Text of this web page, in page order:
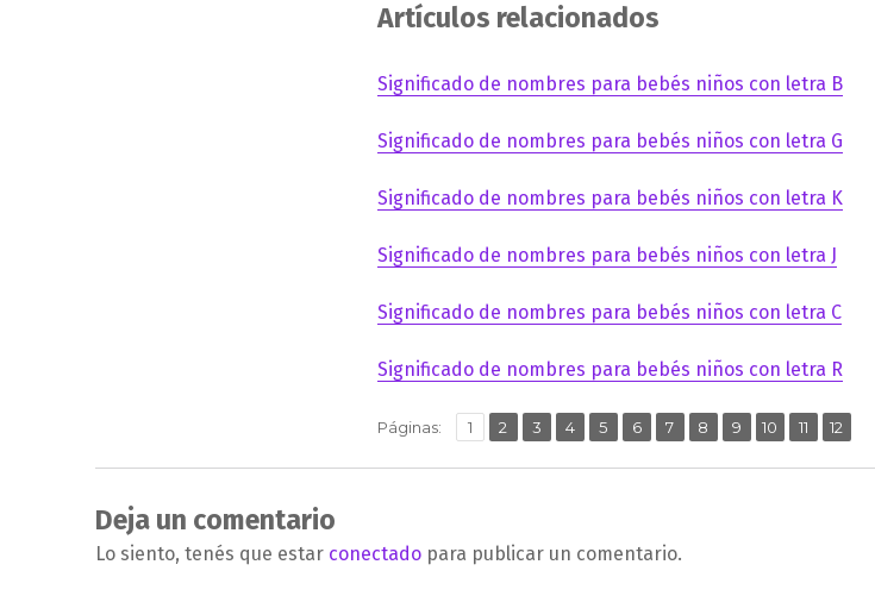
Artículos relacionados
Significado de nombres para bebés niños con letra B
Significado de nombres para bebés niños con letra G
Significado de nombres para bebés niños con letra K
Significado de nombres para bebés niños con letra J
Significado de nombres para bebés niños con letra C
Significado de nombres para bebés niños con letra R
Páginas: Página
1 ,
Página
2 ,Página
3 ,
Página
4 ,Página
5 ,Página
6 ,
Página
7 ,
Página
8 ,
Página
9 ,
Página
10 ,
Página
11 ,
Página
12
Deja un comentario
Lo siento, tenés que estar conectado para publicar un comentario.